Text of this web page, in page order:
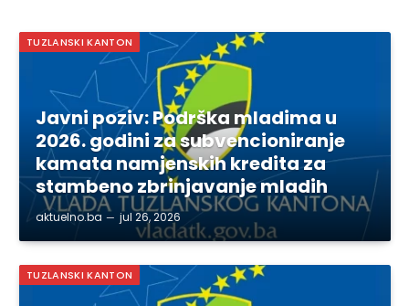
TUZLANSKI KANTON
Javni poziv: Podrška mladima u
2026. godini za subvencioniranje
kamata namjenskih kredita za
stambeno zbrinjavanje mladih
aktuelno.ba jul 26, 2026
TUZLANSKI KANTON